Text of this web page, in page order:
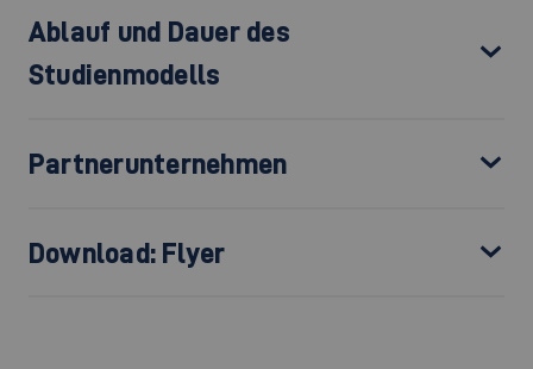
Ablauf und Dauer des
Studienmodells
Partnerunternehmen
Download: Flyer